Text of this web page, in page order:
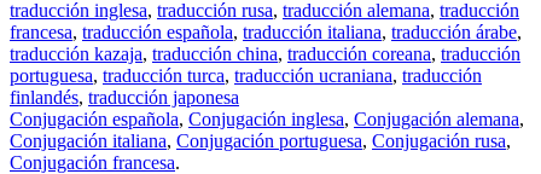
traducción inglesa, traducción rusa, traducción alemana, traducción
francesa, traducción española, traducción italiana, traducción árabe,
traducción kazaja, traducción china, traducción coreana, traducción
portuguesa, traducción turca, traducción ucraniana, traducción
finlandés, traducción japonesa
Conjugación española, Conjugación inglesa, Conjugación alemana,
Conjugación italiana, Conjugación portuguesa, Conjugación rusa,
Conjugación francesa.